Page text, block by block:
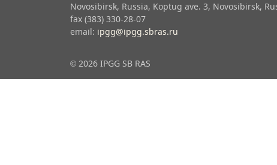
Novosibirsk, Russia, Koptug ave. 3, Novosibirsk,
fax (383) 330-28-07
email: ipgg@ipgg.sbras.ru
© 2026 IPGG SB RAS